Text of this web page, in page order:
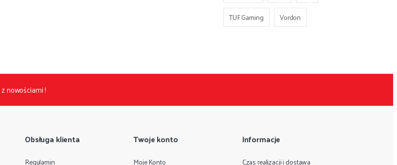
TUF Gaming
Vordon
z nowościami !
Obsługa klienta
Regulamin
Twoje konto
Moje Konto
Informacje
Czas realizacji i dostawa